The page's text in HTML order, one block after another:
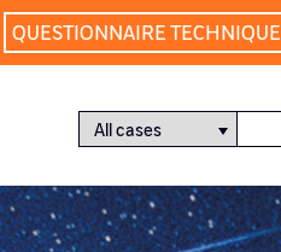
QUESTIONNAIRE TECHNIQUE